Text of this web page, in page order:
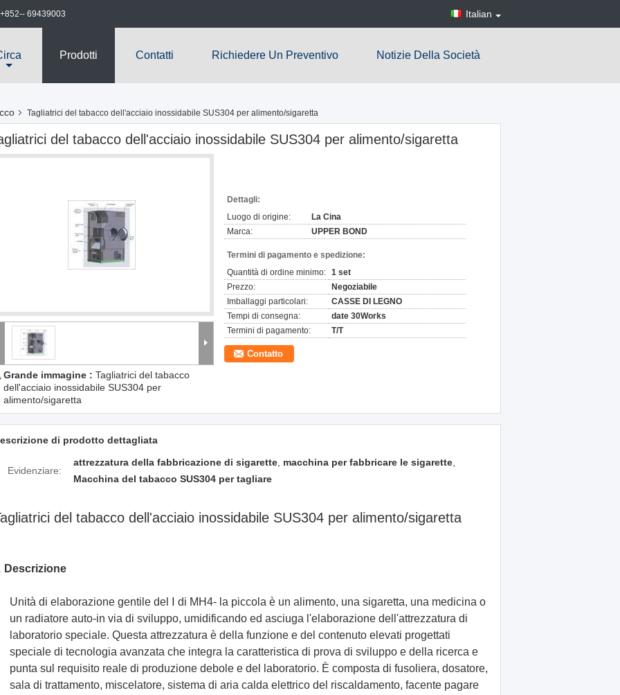
+852-- 69439003 Italian
Prodotti Contatti Richiedere Un Preventivo Notizie Della Società
Tagliatrici del tabacco dell'acciaio inossidabile SUS304 per alimento/sigaretta
del tabacco dell'acciaio inossidabile SUS304 per alimento/sigaretta
Grande immagine : Tagliatrici del tabacco
dell'acciaio inossidabile SUS304 per
alimento/sigaretta
Dettagli:
Luogo di origine:
La Cina
Marca:
UPPER BOND
Termini di pagamento e spedizione:
Quantità di ordine minimo: 1 set
Prezzo:
Negoziabile
Imballaggi particolari:
CASSE DI LEGNO
Tempi di consegna:
date 30Works
Termini di pagamento:
T/T
Contatto
di prodotto dettagliata
Evidenziare:
attrezzatura della fabbricazione di sigarette macchina per fabbricare le sigarette
Macchina del tabacco SUS304 per tagliare
del tabacco dell'acciaio inossidabile SUS304 per alimento/sigaretta
Descrizione
Unità di elaborazione gentile del Ⅰ di MH4- la piccola è un alimento, una sigaretta, una medicina o
un radiatore auto-in via di sviluppo, umidificando ed asciuga l'elaborazione dell'attrezzatura di
laboratorio speciale. Questa attrezzatura è della funzione e del contenuto elevati progettati
speciale di tecnologia avanzata che integra la caratteristica di prova di sviluppo e della ricerca e
punta sul requisito reale di produzione debole e del laboratorio. È composta di fusoliera, dosatore,
sala di trattamento, miscelatore, sistema di aria calda elettrico del riscaldamento, facente pagare